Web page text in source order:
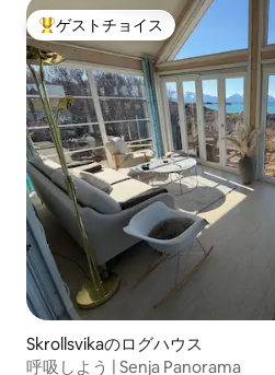
大好評のゲストチョイスです。
ゲストチョイス
Skrollsvikaのログハウス
呼吸しよう | Senja Panorama